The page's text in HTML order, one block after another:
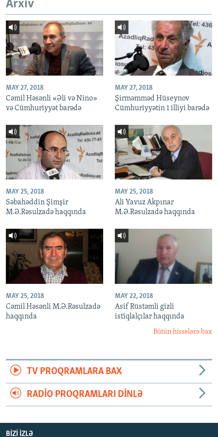
Arxiv
MAY 27, 2018
Cəmil Həsənli «Əli və Nino»
və Cümhuriyyət barədə
MAY 27, 2018
Şirməmməd Hüseynov
Cümhuriyyətin 1 illiyi barədə
MAY 25, 2018
Səbahəddin Şimşir
M.Ə.Rəsulzadə haqqında
MAY 25, 2018
Ali Yavuz Akpınar
M.Ə.Rəsulzadə haqqında
MAY 25, 2018
Cəmil Həsənli M.Ə.Rəsulzadə
haqqında
MAY 22, 2018
Asif Rüstəmli gizli
istiqlalçılar haqqında
Bütün hissələrə bax
TV PROQRAMLARA BAX
RADIO PROQRAMLARI DINLƏ
BIZI IZLƏ